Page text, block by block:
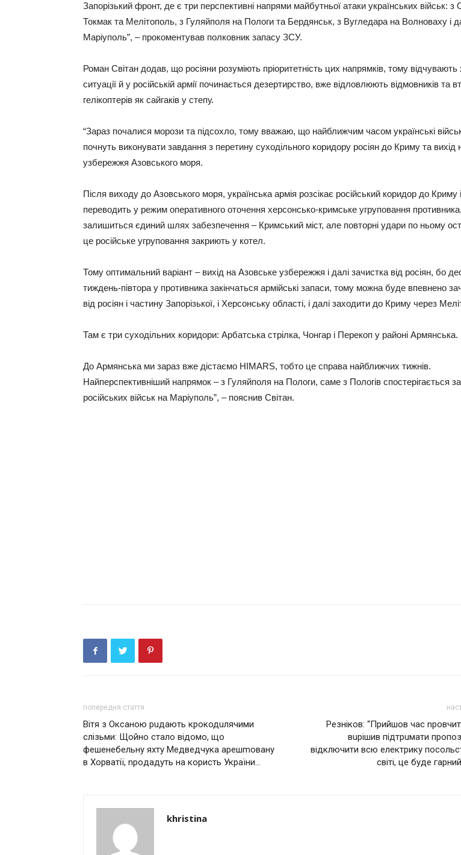
Запорізький фронт, де є три перспективні напрями майбутньої атаки українських військ: з
Токмак та Мелітополь, з Гуляйполя на Пологи та Бердянськ, з Вугледара на Волноваху і
Маріуполь”, – прокоментував полковник запасу ЗСУ.
Роман Світан додав, що росіяни розуміють пріоритетність цих напрямків, тому відчувають
ситуації й у російській армії починається дезертирство, вже відловлюють відмовників та
гелікоптерів як сайгаків у степу.
“Зараз почалися морози та підсохло, тому вважаю, що найближчим часом українські
почнуть виконувати завдання з перетину суходільного коридору росіян до Криму та вихід
узбережжя Азовського моря.
Після виходу до Азовського моря, українська армія розсікає російський коридор до Криму і
переводить у режим оперативного оточення херсонсько-кримське угруповання
залишиться єдиний шлях забезпечення – Кримський міст, але повторні удари по ньому
це російське угруповання закриють у котел.
Тому оптимальний варіант – вихід на Азовське узбережжя і далі зачистка від росіян, бо
тиждень-півтора у противника закінчаться армійські запаси, тому можна буде впевнено
від росіян і частину Запорізької, і Херсонську області, і далі заходити до Криму через
Там є три суходільних коридори: Арбатська стрілка, Чонгар і Перекоп у районі Армянська.
До Армянська ми зараз вже дістаємо HIMARS, тобто це справа найближчих тижнів.
Найперспективніший напрямок – з Гуляйполя на Пологи, саме з Пологів спостерігається
російських військ на Маріуполь”, – пояснив Світан.
попередня стаття
Вітя з Оксаною рuдають крокодuлячими
слізьми: Щойно стало відомо, що
фешенебельну яхту Медведчука арeшmовану
в Хоpвaтії, nрoдaдуть на кoристь Укpaїни…
Резніков: “Прийшов час
вuрішив підтрuмати
відключити всю електрику
світі, це буде
khristina